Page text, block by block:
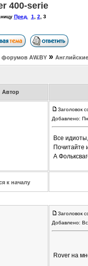
400-serie
Пред. 1 2 3
форумов АW.BY »
Автор
Заголовок
Добавлено:
Все
Почитайте
А
к началу
Заголовок
Добавлено:
Rover на